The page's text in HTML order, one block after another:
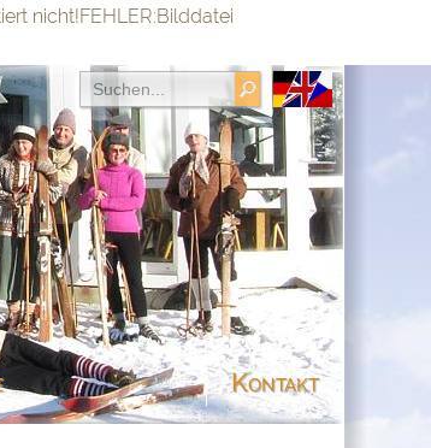
nicht!FEHLER:Bilddatei
DIESES
AUSGEBLENDET
Übersetzer nutzen?
Sie funktionellen Cookies und
Datenübertragung zu:
✔ Zulassen
Kontakt